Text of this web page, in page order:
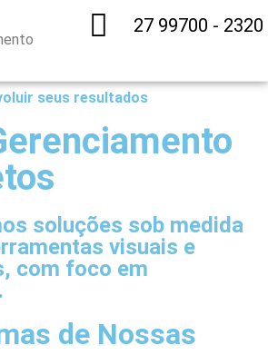
27 99700 - 2320
seus resultados
soluções sob medida
visuais e
com foco em
de Nossas